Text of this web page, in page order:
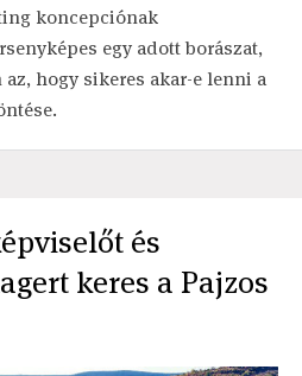
koncepciónak
egy adott borászat,
hogy sikeres akar-e lenni a
és
keres a Pajzos